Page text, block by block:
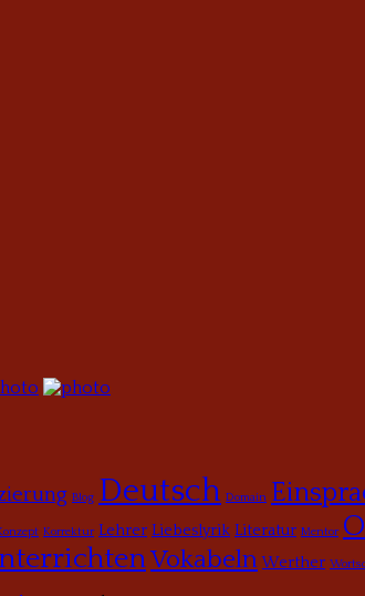
Blog Deutsch Domain
Korrektur Lehrer Liebeslyrik Literatur Mentor
Vokabeln Werther